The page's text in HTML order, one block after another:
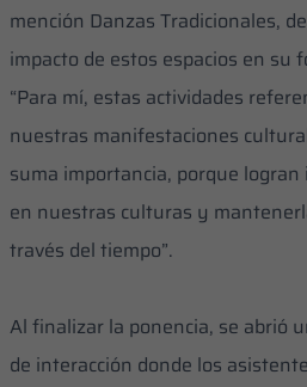
mención Danzas Tradicionales,
impacto de estos espacios en su
“Para mí, estas actividades
nuestras manifestaciones
suma importancia, porque
en nuestras culturas y
través del tiempo”.
Al finalizar la ponencia, se abrió
de interacción donde los